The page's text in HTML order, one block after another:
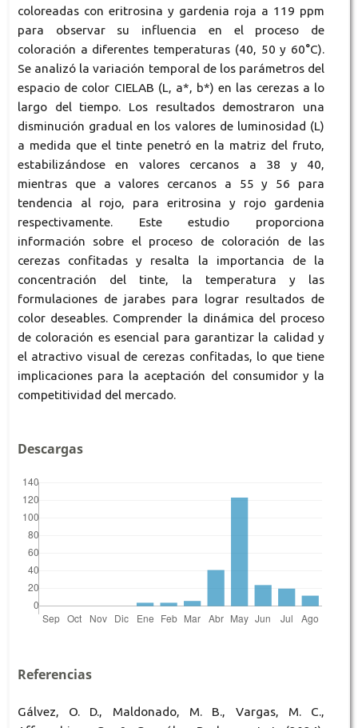
coloreadas con eritrosina y gardenia roja a 119 ppm
para observar su influencia en el proceso de
coloración a diferentes temperaturas (40, 50 y 60°C).
Se analizó la variación temporal de los parámetros del
espacio de color CIELAB (L, a*, b*) en las cerezas a lo
largo del tiempo. Los resultados demostraron una
disminución gradual en los valores de luminosidad (L)
a medida que el tinte penetró en la matriz del fruto,
estabilizándose en valores cercanos a 38 y 40,
mientras que a valores cercanos a 55 y 56 para
tendencia al rojo, para eritrosina y rojo gardenia
respectivamente. Este estudio proporciona
información sobre el proceso de coloración de las
cerezas confitadas y resalta la importancia de la
concentración del tinte, la temperatura y las
formulaciones de jarabes para lograr resultados de
color deseables. Comprender la dinámica del proceso
de coloración es esencial para garantizar la calidad y
el atractivo visual de cerezas confitadas, lo que tiene
implicaciones para la aceptación del consumidor y la
competitividad del mercado.
Descargas
Referencias
Gálvez, O. D., Maldonado, M. B., Vargas, M. C.,